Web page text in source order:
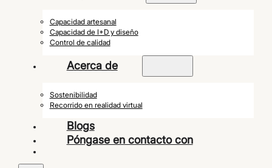
Capacidad artesanal
Capacidad de I+D y diseño
Control de calidad
Acerca de
Sostenibilidad
Recorrido en realidad virtual
Blogs
Póngase en contacto con